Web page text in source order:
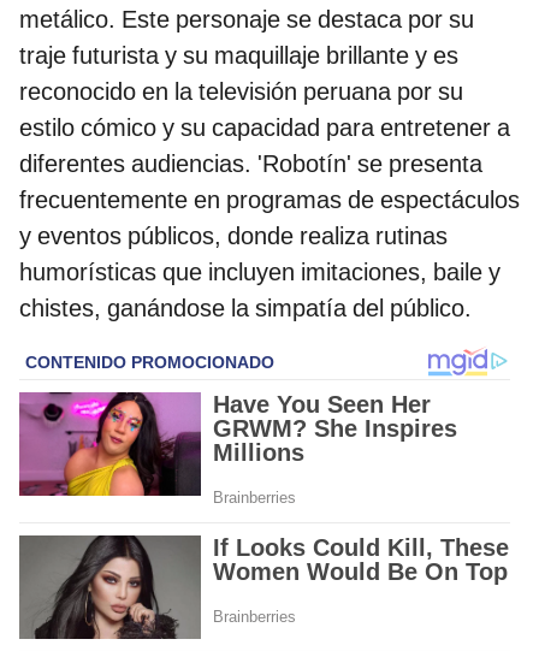
metálico. Este personaje se destaca por su
traje futurista y su maquillaje brillante y es
reconocido en la televisión peruana por su
estilo cómico y su capacidad para entretener a
diferentes audiencias. 'Robotín' se presenta
frecuentemente en programas de espectáculos
y eventos públicos, donde realiza rutinas
humorísticas que incluyen imitaciones, baile y
chistes, ganándose la simpatía del público.